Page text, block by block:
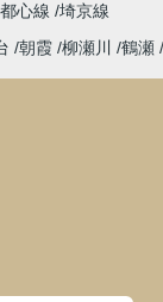
心線 埼京線
朝霞 柳瀬川 鶴瀬